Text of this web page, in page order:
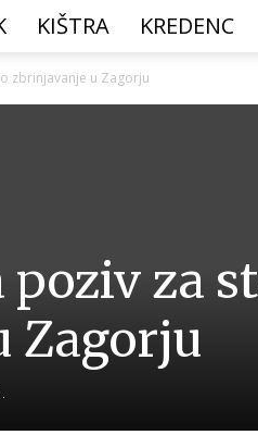
KIŠTRA KREDENC
zbrinjavanje u Zagorju
poziv za
Zagorju